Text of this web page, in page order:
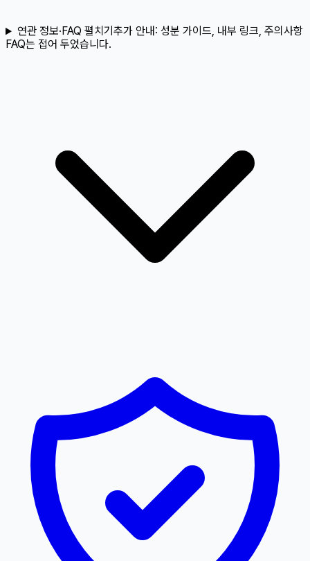
연관 정보·FAQ 펼치기 추가 안내: 성분 가이드, 내부 링크, 주의사항
FAQ는 접어 두었습니다.